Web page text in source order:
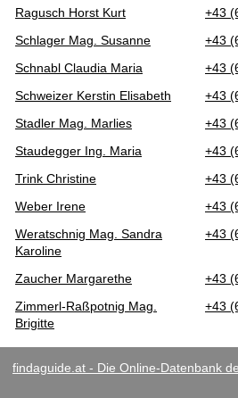
Ragusch Horst Kurt
+43
Schlager Mag. Susanne
+43
Schnabl Claudia Maria
+43
Schweizer Kerstin Elisabeth
+43
Stadler Mag. Marlies
+43
Staudegger Ing. Maria
+43
Trink Christine
+43
Weber Irene
+43
Weratschnig Mag. Sandra
Karoline
+43
Zaucher Margarethe
+43
Zimmerl-Raßpotnig Mag.
Brigitte
+43
findaguide.at - Die Online-Datenbank